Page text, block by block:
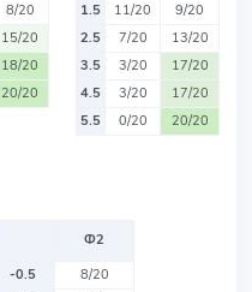
8/20
15/20
18/20
20/20
1.5
11/20
9/20
2.5
7/20
13/20
3.5
3/20
17/20
4.5
3/20
17/20
5.5
0/20 20/20
Ф2
-0.5
8/20